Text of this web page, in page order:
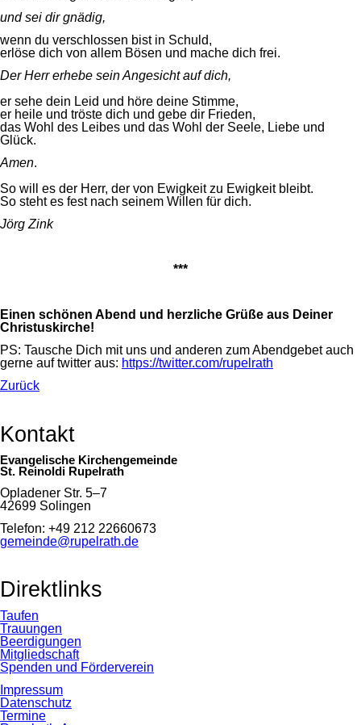
und sei dir gnädig,
wenn du verschlossen bist in Schuld,
erlöse dich von allem Bösen und mache dich frei.
Der Herr erhebe sein Angesicht auf dich,
er sehe dein Leid und höre deine Stimme,
er heile und tröste dich und gebe dir Frieden,
das Wohl des Leibes und das Wohl der Seele, Liebe und
Glück.
Amen.
So will es der Herr, der von Ewigkeit zu Ewigkeit bleibt.
So steht es fest nach seinem Willen für dich.
Jörg Zink
***
Einen schönen Abend und herzliche Grüße aus Deiner
Christuskirche!
PS: Tausche Dich mit uns und anderen zum Abendgebet auch
gerne auf twitter aus: https://twitter.com/rupelrath
Zurück
Kontakt
Evangelische Kirchengemeinde
St. Reinoldi Rupelrath
Opladener Str. 5–7
42699 Solingen
Telefon: +49 212 22660673
gemeinde@rupelrath.de
Direktlinks
Taufen
Trauungen
Beerdigungen
Mitgliedschaft
Spenden und Förderverein
Impressum
Datenschutz
Termine